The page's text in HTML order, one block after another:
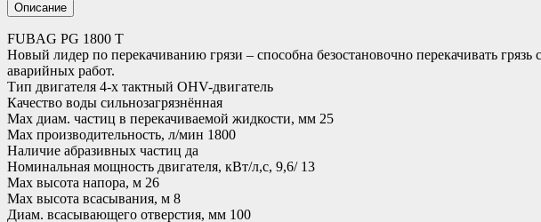
Описание
FUBAG PG 1800 T
Новый лидер по перекачиванию грязи – способна безостановочно перекачивать
аварийных работ.
Тип двигателя 4-х тактный OHV-двигатель
Качество воды сильнозагрязнённая
Max диам. частиц в перекачиваемой жидкости, мм 25
Max производительность, л/мин 1800
Наличие абразивных частиц да
Номинальная мощность двигателя, кВт/л,с, 9,6/ 13
Max высота напора, м 26
Max высота всасывания, м 8
Диам. всасывающего отверстия, мм 100